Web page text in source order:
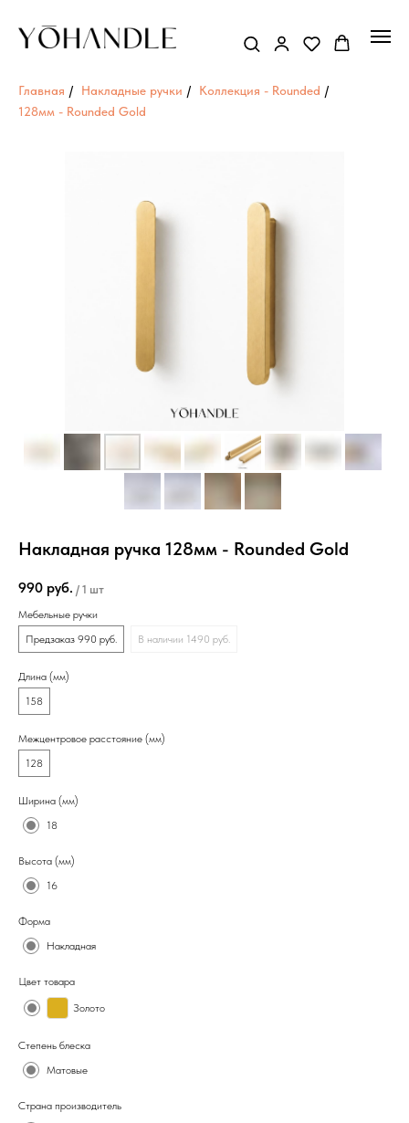
Главная / Накладные ручки / Коллекция - Rounded /
128мм - Rounded Gold
Накладная ручка 128мм - Rounded Gold
990 руб. / 1 шт
Мебельные ручки
Предзаказ 990 руб.
В наличии 1490 руб.
Длина (мм)
158
Межцентровое расстояние (мм)
128
Ширина (мм)
18
Высота (мм)
16
Форма
Накладная
Цвет товара
Золото
Степень блеска
Матовые
Страна производитель